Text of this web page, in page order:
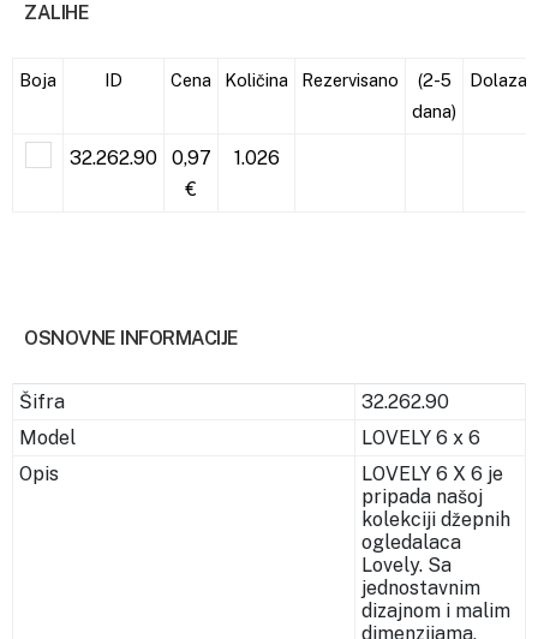
ZALIHE
Boja ID Cena Količina Rezervisano
(2-5
dana)
Dolazak
32.262.90
0,97
€
1.026
OSNOVNE INFORMACIJE
Šifra
32.262.90
Model
LOVELY 6 x 6
Opis
LOVELY 6 X 6 je
pripada našoj
kolekciji džepnih
ogledalaca
Lovely. Sa
jednostavnim
dizajnom i malim
dimenzijama,